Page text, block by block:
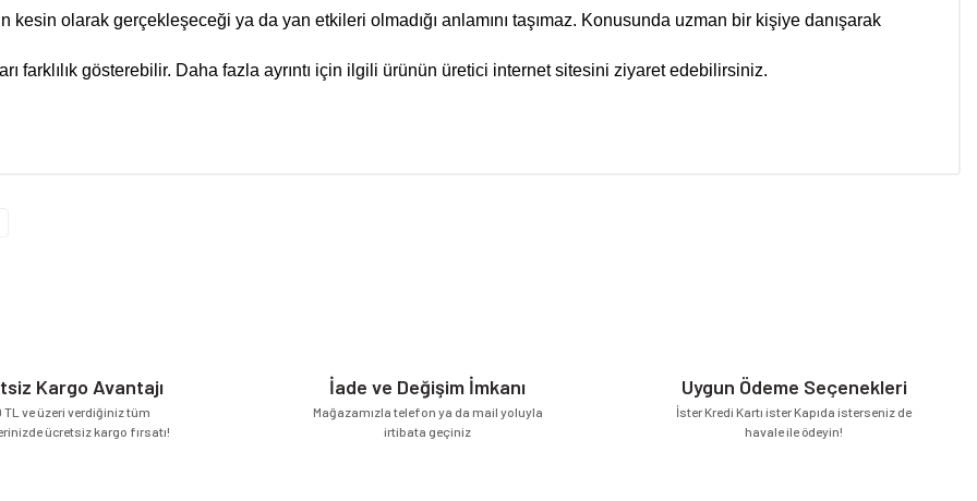
olarak gerçekleşeceği ya da yan etkileri olmadığı anlamını taşımaz. Konusunda uzman bir kişiye danışarak
farklılık gösterebilir. Daha fazla ayrıntı için ilgili ürünün üretici internet sitesini ziyaret edebilirsiniz.
Kargo Avantajı
TL ve üzeri verdiğiniz tüm
ücretsiz kargo fırsatı!
İade ve Değişim İmkanı
Mağazamızla telefon ya da mail yoluyla
irtibata geçiniz
Uygun Ödeme Seçenekleri
İster Kredi Kartı ister Kapıda isterseniz de
havale ile ödeyin!